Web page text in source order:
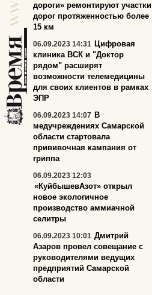
дороги» ремонтируют участки
дорог протяженностью более
15 км
06.09.2023 14:31 Цифровая
клиника ВСК и "Доктор
рядом" расширят
возможности телемедицины
для своих клиентов в рамках
ЭПР
06.09.2023 14:07 В
медучреждениях Самарской
области стартовала
прививочная кампания от
гриппа
06.09.2023 12:03
«КуйбышевАзот» открыл
новое экологичное
производство аммиачной
селитры
06.09.2023 10:01 Дмитрий
Азаров провел совещание с
руководителями ведущих
предприятий Самарской
области